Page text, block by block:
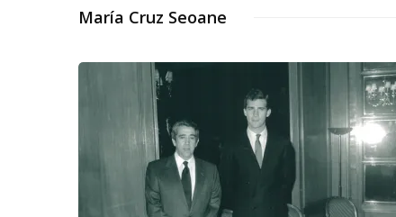
María Cruz Seoane